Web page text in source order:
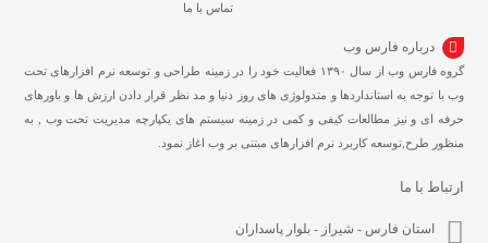
تماس با ما
درباره فارس وب
گروه فارس وب از سال ۱۳۹۰ فعالیت خود را در زمینه طراحی و توسعه نرم افزارهای تحت
وب با توجه به استانداردها و متدولوژی های روز دنیا و مد نظر قرار دادن ارزش ها و باورهای
حرفه ای و نیز مطالعات کیفی و کمی در زمینه سیستم های یکپارچه مدیریت تحت وب , به
منظور طرح,توسعه کاربرد نرم افزارهای مبتنی بر وب اغاز نمود.
ارتباط با ما
استان فارس - شیراز - بلوار پاسداران